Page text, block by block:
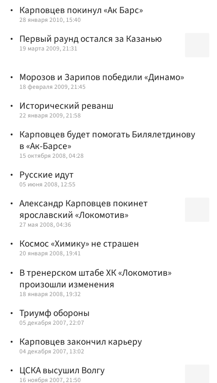
Карповцев покинул «Ак Барс»
28 января 2010, 15:40
Первый раунд остался за Казанью
19 марта 2009, 21:31
Морозов и Зарипов победили «Динамо»
18 февраля 2009, 21:45
Исторический реванш
22 января 2009, 21:58
Карповцев будет помогать Билялетдинову
в «Ак-Барсе»
15 октября 2008, 04:28
Русские идут
05 июня 2008, 12:55
Александр Карповцев покинет
ярославский «Локомотив»
27 мая 2008, 04:36
Космос «Химику» не страшен
20 января 2008, 19:41
В тренерском штабе ХК «Локомотив»
произошли изменения
18 января 2008, 19:32
Триумф обороны
05 декабря 2007, 22:07
Карповцев закончил карьеру
04 декабря 2007, 13:02
ЦСКА высушил Волгу
16 ноября 2007, 21:50